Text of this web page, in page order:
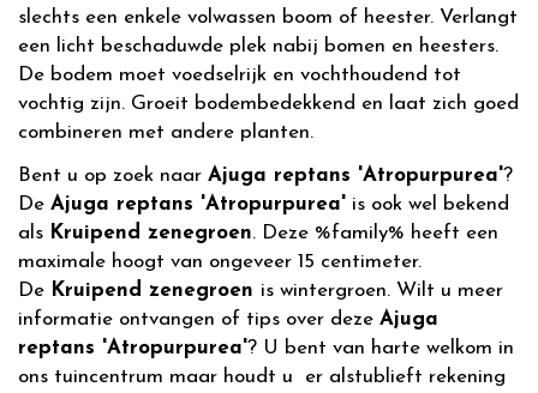
slechts een enkele volwassen boom of heester. Verlangt
een licht beschaduwde plek nabij bomen en heesters.
De bodem moet voedselrijk en vochthoudend tot
vochtig zijn. Groeit bodembedekkend en laat zich goed
combineren met andere planten.
Bent u op zoek naar Ajuga reptans 'Atropurpurea'?
De Ajuga reptans 'Atropurpurea' is ook wel bekend
als Kruipend zenegroen. Deze %family% heeft een
maximale hoogt van ongeveer 15 centimeter.
De Kruipend zenegroen is wintergroen. Wilt u meer
informatie ontvangen of tips over deze Ajuga
reptans 'Atropurpurea'? U bent van harte welkom in
ons tuincentrum maar houdt u er alstublieft rekening